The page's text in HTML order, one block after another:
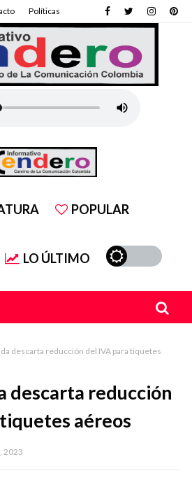
Políticas
POPULAR
LO ÚLTIMO
descarta reducción del IVA para tiquetes
descarta reducción
aéreos
2023